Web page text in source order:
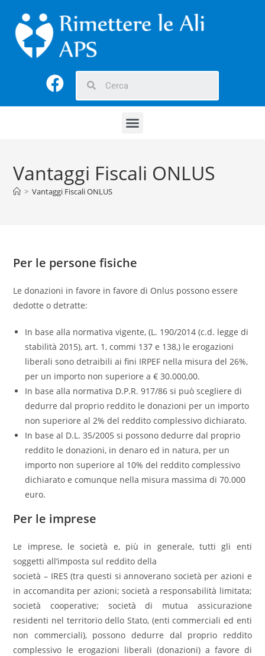
Vantaggi Fiscali ONLUS
> Vantaggi Fiscali ONLUS
Per le persone fisiche
Le donazioni in favore in favore di Onlus possono essere
dedotte o detratte:
In base alla normativa vigente, (L. 190/2014 (c.d. legge di
stabilità 2015), art. 1, commi 137 e 138,) le erogazioni
liberali sono detraibili ai fini IRPEF nella misura del 26%,
per un importo non superiore a € 30.000,00.
In base alla normativa D.P.R. 917/86 si può scegliere di
dedurre dal proprio reddito le donazioni per un importo
non superiore al 2% del reddito complessivo dichiarato.
In base al D.L. 35/2005 si possono dedurre dal proprio
reddito le donazioni, in denaro ed in natura, per un
importo non superiore al 10% del reddito complessivo
dichiarato e comunque nella misura massima di 70.000
euro.
Per le imprese
Le imprese, le società e, più in generale, tutti gli enti
soggetti all’imposta sul reddito della
società – IRES (tra questi si annoverano società per azioni e
in accomandita per azioni; società a responsabilità limitata;
società cooperative; società di mutua assicurazione
residenti nel territorio dello Stato, (enti commerciali ed enti
non commerciali), possono dedurre dal proprio reddito
complessivo le erogazioni liberali (donazioni) a favore di